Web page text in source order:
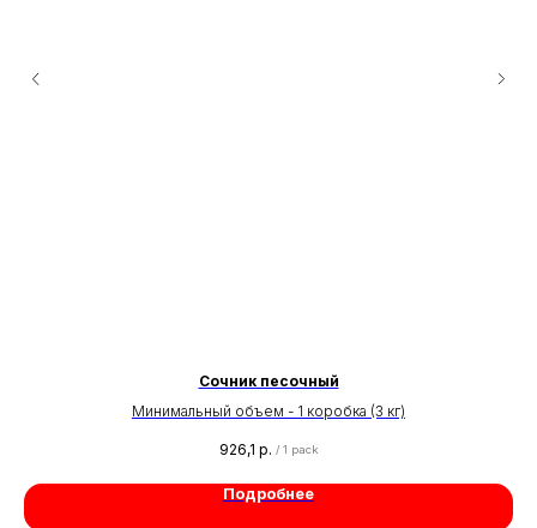
Сочник песочный
Минимальный объем - 1 коробка (3 кг)
926,1 р. / 1 pack
Подробнее